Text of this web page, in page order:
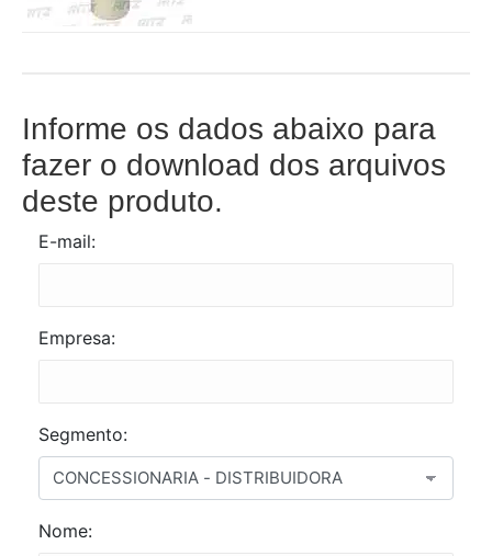
Informe os dados abaixo para
fazer o download dos arquivos
deste produto.
E-mail:
Empresa:
Segmento:
Nome: